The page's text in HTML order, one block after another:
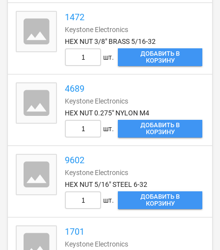
1472
Keystone Electronics
HEX NUT 3/8" BRASS 5/16-32
шт.
ДОБАВИТЬ В
КОРЗИНУ
4689
Keystone Electronics
HEX NUT 0.275" NYLON M4
шт.
ДОБАВИТЬ В
КОРЗИНУ
9602
Keystone Electronics
HEX NUT 5/16" STEEL 6-32
шт.
ДОБАВИТЬ В
КОРЗИНУ
1701
Keystone Electronics